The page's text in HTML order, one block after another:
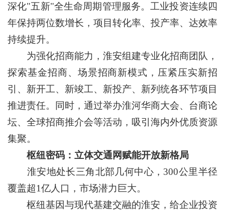
深化"五新"全生命周期管理服务。工业投资连续四
年保持两位数增长，项目转化率、投产率、达效率
持续提升。
为强化招商能力，淮安组建专业化招商团队，
探索基金招商、场景招商新模式，压紧压实新招
引、新开工、新竣工、新投产、新列统各环节项目
推进责任。同时，通过举办淮河华商大会、台商论
坛、全球招商推介会等活动，吸引海内外优质资源
集聚。
枢纽密码：立体交通网赋能开放新格局
淮安地处长三角北部几何中心，300公里半径
覆盖超1亿人口，市场潜力巨大。
枢纽基因与现代基建交融的淮安，给企业投资